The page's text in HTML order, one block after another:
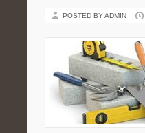
POSTED BY ADMIN